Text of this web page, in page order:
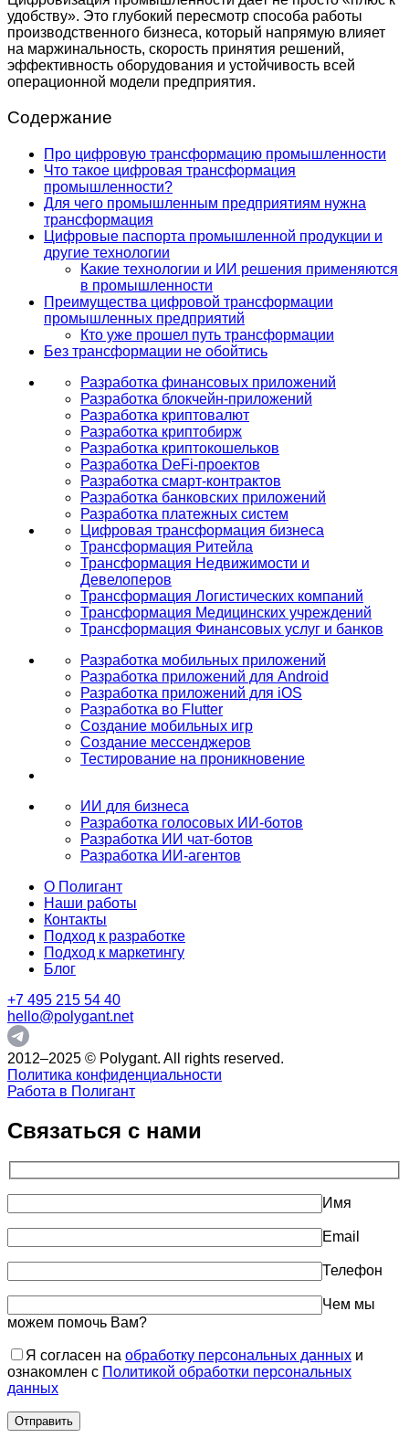
удобству». Это глубокий пересмотр способа работы
производственного бизнеса, который напрямую влияет
на маржинальность, скорость принятия решений,
эффективность оборудования и устойчивость всей
операционной модели предприятия.
Содержание
Про цифровую трансформацию промышленности
Что такое цифровая трансформация
промышленности?
Для чего промышленным предприятиям нужна
трансформация
Цифровые паспорта промышленной продукции и
другие технологии
Какие технологии и ИИ решения применяются
в промышленности
Преимущества цифровой трансформации
промышленных предприятий
Кто уже прошел путь трансформации
Без трансформации не обойтись
Разработка финансовых приложений
Разработка блокчейн-приложений
Разработка криптовалют
Разработка криптобирж
Разработка криптокошельков
Разработка DeFi-проектов
Разработка смарт-контрактов
Разработка банковских приложений
Разработка платежных систем
Цифровая трансформация бизнеса
Трансформация Ритейла
Трансформация Недвижимости и
Девелоперов
Трансформация Логистических компаний
Трансформация Медицинских учреждений
Трансформация Финансовых услуг и банков
Разработка мобильных приложений
Разработка приложений для Android
Разработка приложений для iOS
Разработка во Flutter
Создание мобильных игр
Создание мессенджеров
Тестирование на проникновение
ИИ для бизнеса
Разработка голосовых ИИ-ботов
Разработка ИИ чат-ботов
Разработка ИИ-агентов
О Полигант
Наши работы
Контакты
Подход к разработке
Подход к маркетингу
Блог
+7 495 215 54 40
hello@polygant.net
2012–2025 © Polygant. All rights reserved.
Политика конфиденциальности
Работа в Полигант
Связаться с нами
Имя
Email
Телефон
Чем мы
можем помочь Вам?
Я согласен на обработку персональных данных и
ознакомлен с Политикой обработки персональных
данных